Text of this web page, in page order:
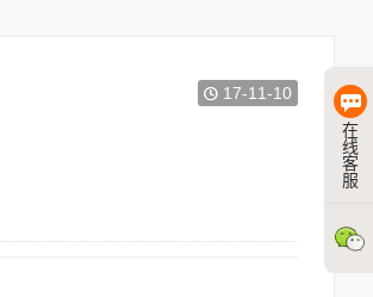
智能马桶谁最需
17-11-10
在
线
客
服